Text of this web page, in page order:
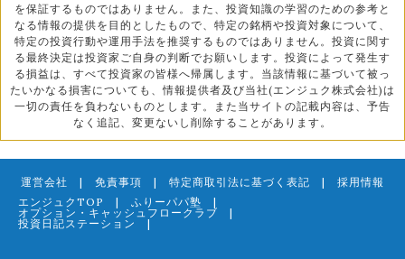
を保証するものではありません。また、投資知識の学習のための参考と
なる情報の提供を目的としたもので、特定の銘柄や投資対象について、
特定の投資行動や運用手法を推奨するものではありません。投資に関す
る最終決定は投資家ご自身の判断でお願いします。投資によって発生す
る損益は、すべて投資家の皆様へ帰属します。当該情報に基づいて被っ
たいかなる損害についても、情報提供者及び当社(エンジュク株式会社)は
一切の責任を負わないものとします。また当サイトの記載内容は、予告
なく追記、変更ないし削除することがあります。
運営会社 | 免責事項 | 特定商取引法に基づく表記 | 採用情報
エンジュクTOP
| ふりーパパ塾 |
オプション・キャッシュフロークラブ |
投資日記ステーション
|